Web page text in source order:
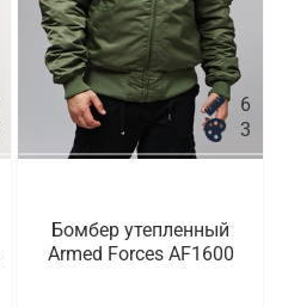
6
3
Бомбер утепленный
Armed Forces AF1600